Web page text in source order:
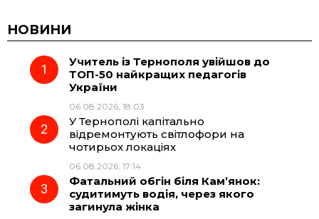
c
e
o
k
e
r
a
m
t
A
НОВИНИ
Учитель із Тернополя увійшов до
ТОП-50 найкращих педагогів
України
06.08.2026, 18:03
У Тернополі капітально
відремонтують світлофори на
чотирьох локаціях
06.08.2026, 17:14
Фатальний обгін біля Кам’янок:
судитимуть водія, через якого
загинула жінка